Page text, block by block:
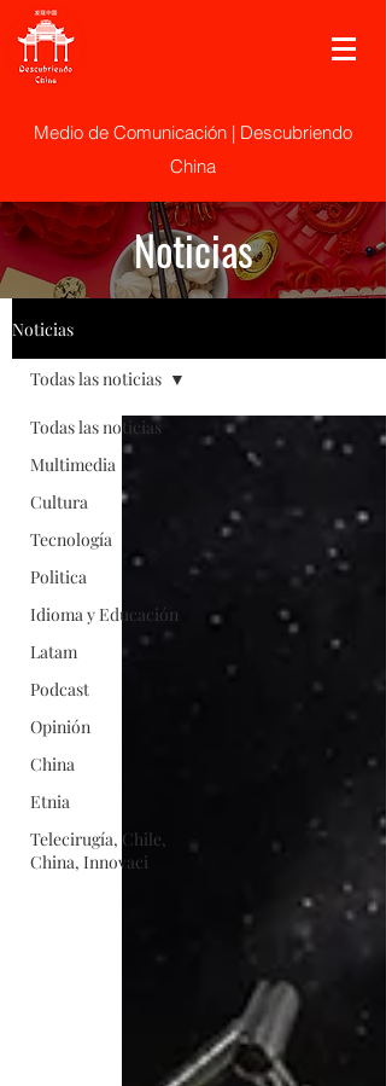
Medio de Comunicación | Descubriendo
China
Noticias
Noticias
Todas las noticias
Multimedia
Cultura
Tecnología
Politica
Idioma y Educación
Latam
Podcast
Opinión
China
Etnia
Telecirugía, Chile,
China, Innovaci
Todas las noticias